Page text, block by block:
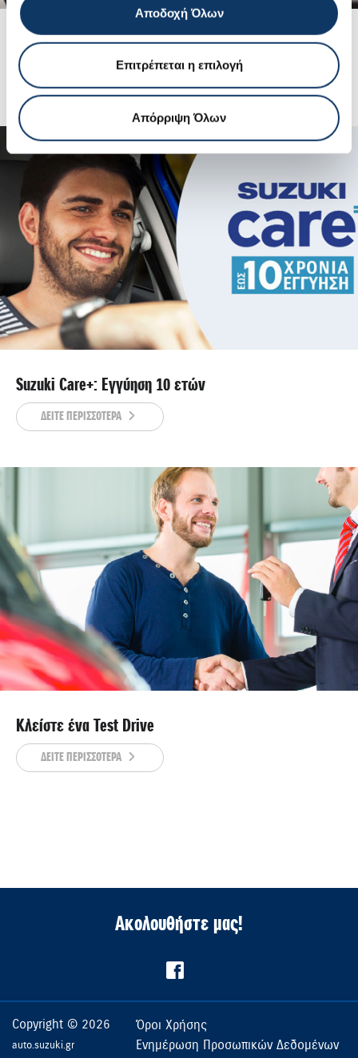
Αποδοχή Όλων
Επιτρέπεται η επιλογή
Απόρριψη Όλων
Μοντέλα Suzuki
Suzuki Care+: Εγγύηση 10 ετών
ΔΕΙΤΕ ΠΕΡΙΣΣΟΤΕΡΑ
Κλείστε ένα Test Drive
ΔΕΙΤΕ ΠΕΡΙΣΣΟΤΕΡΑ
Ακολουθήστε μας!
Copyright © 2026
auto.suzuki.gr
Όροι Χρήσης
Ενημέρωση Προσωπικών Δεδομένων